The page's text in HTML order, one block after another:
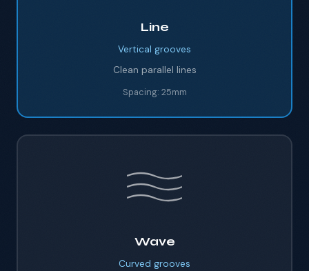
Line
Vertical grooves
Clean parallel lines
Spacing: 25mm
Wave
Curved grooves